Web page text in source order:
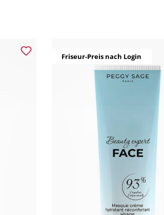
Friseur-Preis nach Login